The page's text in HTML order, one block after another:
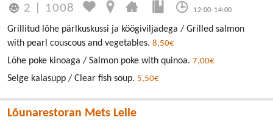
2 1008 12:00-14:00
Grillitud lõhe pärlkuskussi ja köögiviljadega / Grilled salmon
with pearl couscous and vegetables. 8,50€
Lõhe poke kinoaga / Salmon poke with quinoa. 7,00€
Selge kalasupp / Clear fish soup. 5,50€
Lõunarestoran Mets Lelle